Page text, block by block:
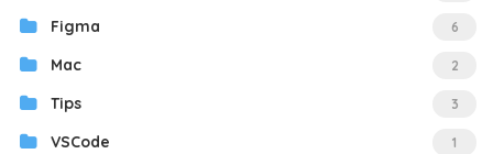
Figma 6
Mac 2
Tips 3
VSCode 1